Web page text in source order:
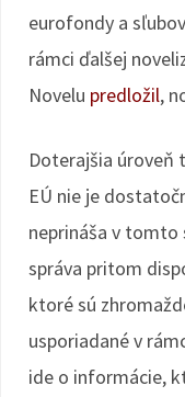
eurofondy a
rámci ďalšej
Novelu predložil,
Doterajšia úroveň
EÚ nie je
neprináša v tomto
správa pritom
ktoré sú
usporiadané v
ide o informácie,